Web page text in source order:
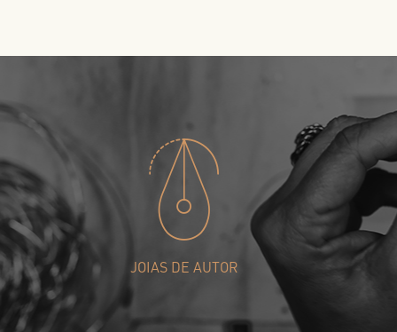
JOIAS DE AUTOR